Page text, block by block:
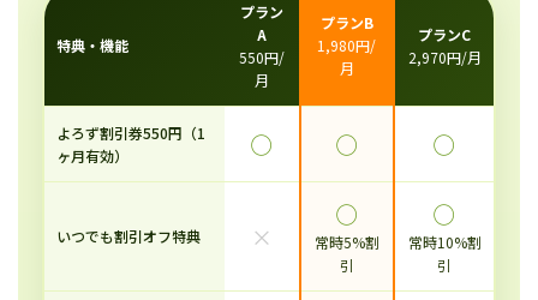
特典・機能
プラン
A
550円/
月
プランB
1,980円/
月
プランC
2,970円/月
よろず割引券550円（1
ヶ月有効）
◯ ◯ ◯
いつでも割引オフ特典 ×
◯
常時5%割
引
◯
常時10%割
引